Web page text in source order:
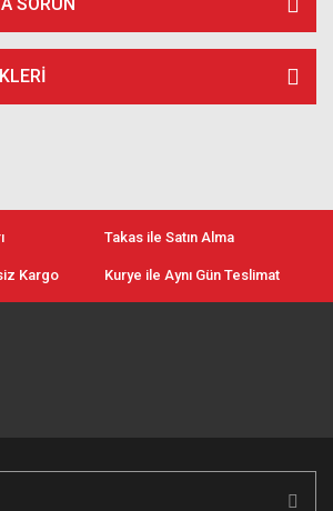
Takas ile Satın Alma
Kargo Kurye ile Aynı Gün Teslimat